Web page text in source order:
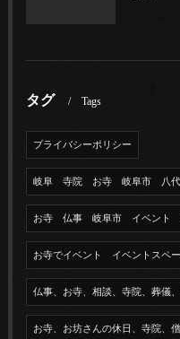
タグ Tags
プライバシーポリシー
岐阜 寺院 お寺 岐阜市 八
お寺 仏事 岐阜市 イベン
お寺でイベント イベントス
仏事、お寺、相談、寺院、葬儀
お寺、お坊さんの休日、寺院、